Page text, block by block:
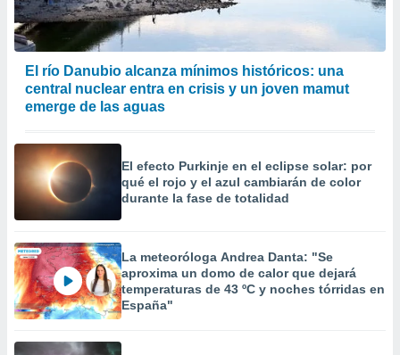
El río Danubio alcanza mínimos históricos: una
central nuclear entra en crisis y un joven mamut
emerge de las aguas
El efecto Purkinje en el eclipse solar: por
qué el rojo y el azul cambiarán de color
durante la fase de totalidad
La meteoróloga Andrea Danta: "Se
aproxima un domo de calor que dejará
temperaturas de 43 ºC y noches tórridas en
España"